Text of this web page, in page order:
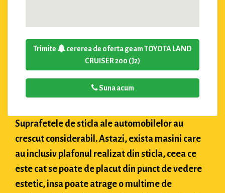
Trimite
cererea de oferta geam TOYOTA LAND
CRUISER 200 (J2)
Suna acum
Suprafetele de sticla ale automobilelor au
crescut considerabil. Astazi, exista masini care
au inclusiv plafonul realizat din sticla, ceea ce
este cat se poate de placut din punct de vedere
estetic, insa poate atrage o multime de